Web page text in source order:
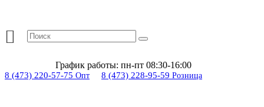
График работы: пн-пт 08:30-16:00
8 (473) 220-57-75 Опт 8 (473) 228-95-59 Розница